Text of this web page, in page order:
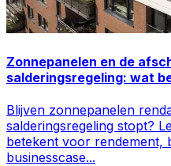
Zonnepanelen en de
salderingsregeling: wat
Blijven zonnepanelen
salderingsregeling stopt?
betekent voor rendement,
businesscase...